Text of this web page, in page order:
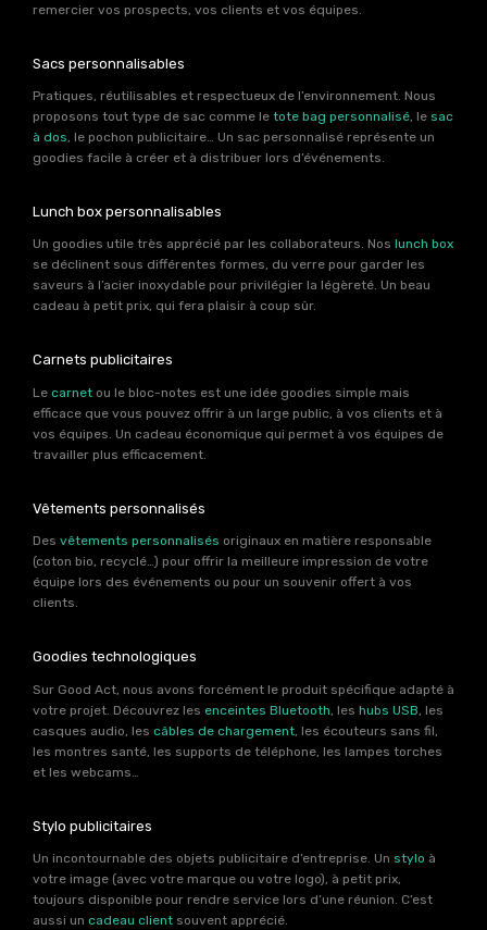
remercier vos prospects, vos clients et vos équipes.
Sacs personnalisables
Pratiques, réutilisables et respectueux de l’environnement. Nous
proposons tout type de sac comme le tote bag personnalisé, le sac
à dos, le pochon publicitaire… Un sac personnalisé représente un
goodies facile à créer et à distribuer lors d’événements.
Lunch box personnalisables
Un goodies utile très apprécié par les collaborateurs. Nos lunch box
se déclinent sous différentes formes, du verre pour garder les
saveurs à l’acier inoxydable pour privilégier la légèreté. Un beau
cadeau à petit prix, qui fera plaisir à coup sûr.
Carnets publicitaires
Le carnet ou le bloc-notes est une idée goodies simple mais
efficace que vous pouvez offrir à un large public, à vos clients et à
vos équipes. Un cadeau économique qui permet à vos équipes de
travailler plus efficacement.
Vêtements personnalisés
Des vêtements personnalisés originaux en matière responsable
(coton bio, recyclé…) pour offrir la meilleure impression de votre
équipe lors des événements ou pour un souvenir offert à vos
clients.
Goodies technologiques
Sur Good Act, nous avons forcément le produit spécifique adapté à
votre projet. Découvrez les enceintes Bluetooth , les hubs USB , les
casques audio, les câbles de chargement , les écouteurs sans fil,
les montres santé, les supports de téléphone, les lampes torches
et les webcams…
Stylo publicitaires
Un incontournable des objets publicitaire d’entreprise. Un stylo à
votre image (avec votre marque ou votre logo), à petit prix,
toujours disponible pour rendre service lors d’une réunion. C’est
aussi un cadeau client souvent apprécié.